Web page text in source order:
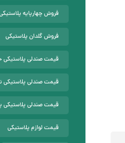
فروش چهارپایه
فروش گلدان پلاستیکی
قیمت صندلی
قیمت صندلی پلاستیکی
قیمت صندلی پلاستیکی
قیمت لوازم پلاستیکی